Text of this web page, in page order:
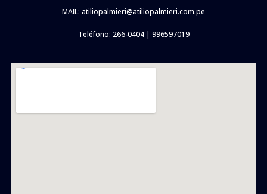
MAIL: atiliopalmieri@atiliopalmieri.com.pe
Teléfono: 266-0404 | 996597019